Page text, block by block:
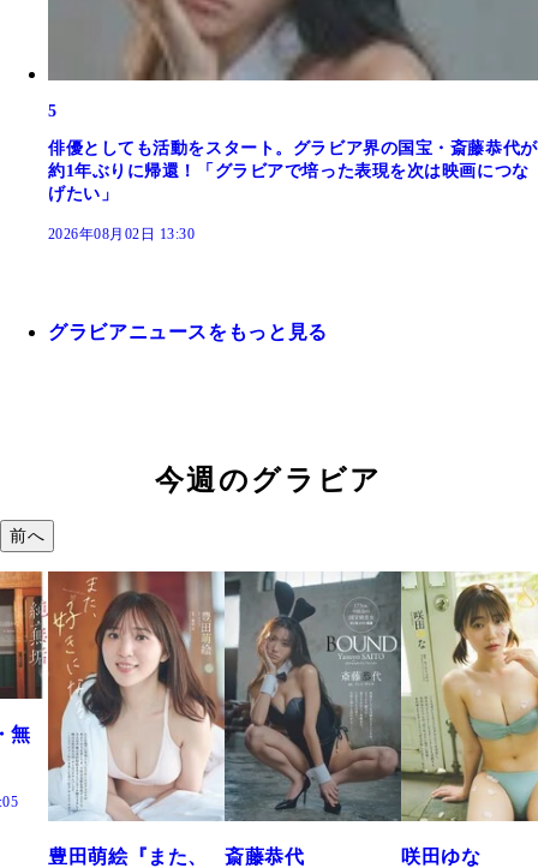
5
俳優としても活動をスタート。グラビア界の国宝・斎藤恭代が
約1年ぶりに帰還！「グラビアで培った表現を次は映画につな
げたい」
2026年08月02日 13:30
グラビアニュースをもっと見る
今週のグラビア
前へ
萌絵『また、
斎藤恭代
咲田ゆな